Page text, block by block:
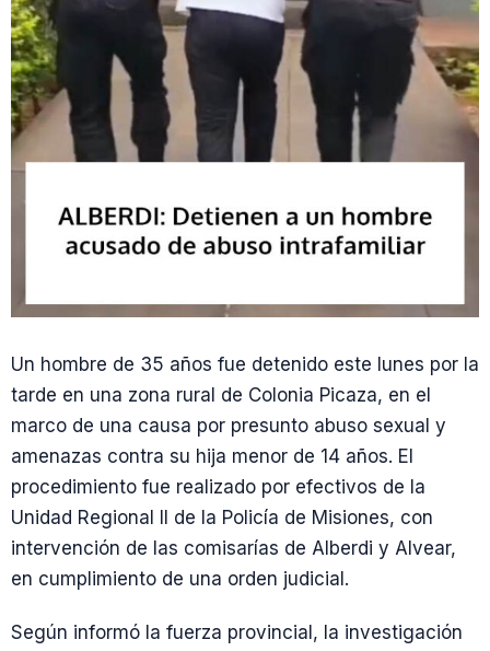
Un hombre de 35 años fue detenido este lunes por la
tarde en una zona rural de Colonia Picaza, en el
marco de una causa por presunto abuso sexual y
amenazas contra su hija menor de 14 años. El
procedimiento fue realizado por efectivos de la
Unidad Regional II de la Policía de Misiones, con
intervención de las comisarías de Alberdi y Alvear,
en cumplimiento de una orden judicial.
Según informó la fuerza provincial, la investigación